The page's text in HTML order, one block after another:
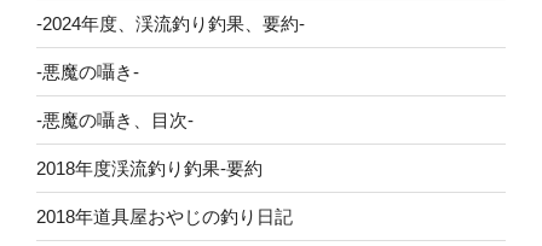
-2024年度、渓流釣り釣果、要約-
-悪魔の囁き-
-悪魔の囁き、目次-
2018年度渓流釣り釣果-要約
2018年道具屋おやじの釣り日記